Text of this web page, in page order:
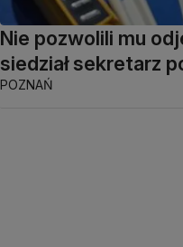
Nie pozwolili mu
siedział sekretarz
POZNAŃ